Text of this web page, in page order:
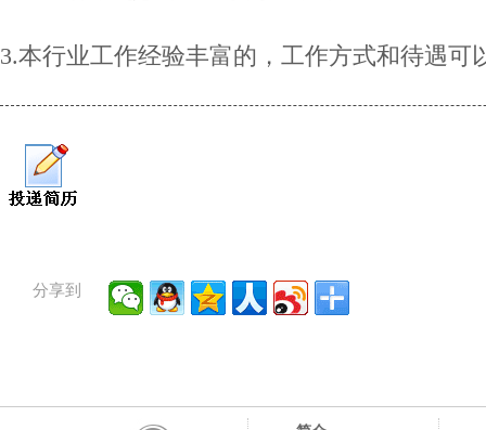
3.本行业工作经验丰富的，工作方式和待遇可
分享到